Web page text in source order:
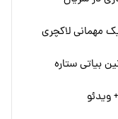
یک مهمانی لاکچری
بیاتی ستاره
ویدئو